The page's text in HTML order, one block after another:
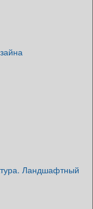
Ландшафтный